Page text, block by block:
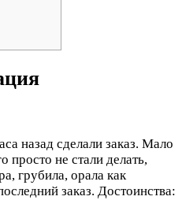
назад сделали заказ. Мало
просто не стали делать,
грубила, орала как
заказ. Достоинства: